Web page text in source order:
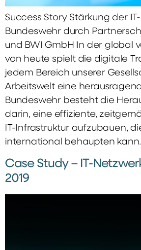
Success Story Stärkung der
Bundeswehr durch
und BWI GmbH In der global
von heute spielt die digitale
jedem Bereich unserer
Arbeitswelt eine
Bundeswehr besteht die
darin, eine effiziente,
IT-Infrastruktur aufzubauen,
international behaupten kann.
Case Study – IT-
2019